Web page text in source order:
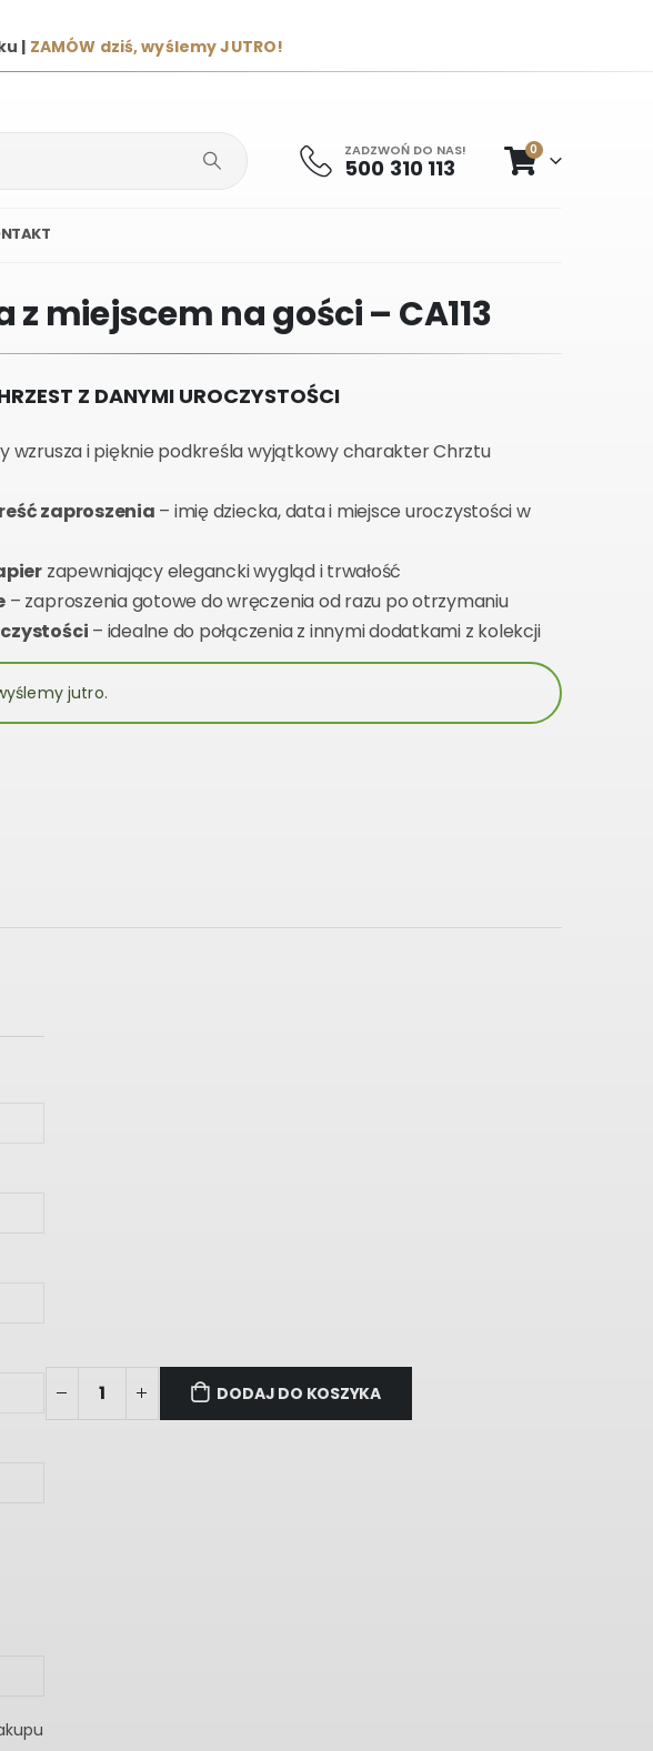
| ZAMÓW dziś, wyślemy JUTRO!
ZADZWOŃ DO NAS!
500 310 113
0
z miejscem na gości – CA113
Z DANYMI UROCZYSTOŚCI
wzrusza i pięknie podkreśla wyjątkowy charakter Chrztu
zaproszenia – imię dziecka, data i miejsce uroczystości w
zapewniający elegancki wygląd i trwałość
– zaproszenia gotowe do wręczenia od razu po otrzymaniu
– idealne do połączenia z innymi dodatkami z kolekcji
jutro.
DODAJ DO KOSZYKA